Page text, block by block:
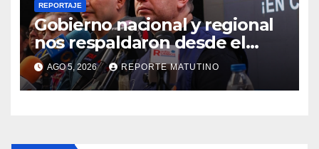
REPORTAJE
Gobierno nacional y regional
nos respaldaron desde el
primer momento tras
terremotos del 24J
AGO 5, 2026 REPORTE MATUTINO